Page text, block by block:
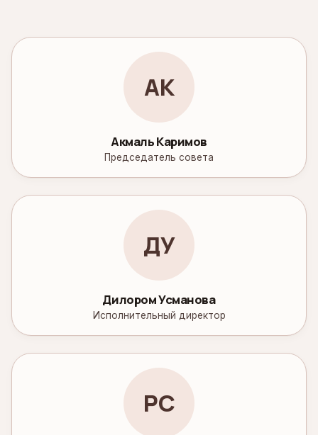
АК
Акмаль Каримов
Председатель совета
ДУ
Дилором Усманова
Исполнительный директор
РС